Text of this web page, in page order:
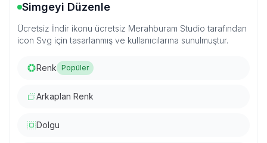
Simgeyi Düzenle
Ücretsiz İndir ikonu ücretsiz Merahburam Studio tarafından
icon Svg için tasarlanmış ve kullanıcılarına sunulmuştur.
Renk Popüler
Arkaplan Renk
Dolgu